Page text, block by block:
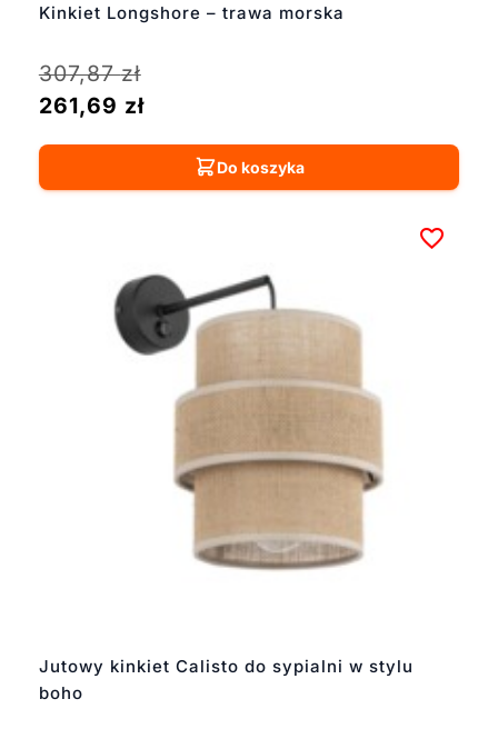
Kinkiet Longshore – trawa morska
307,87zł
261,69 zł
Do koszyka
Jutowy kinkiet Calisto do sypialni w stylu
boho